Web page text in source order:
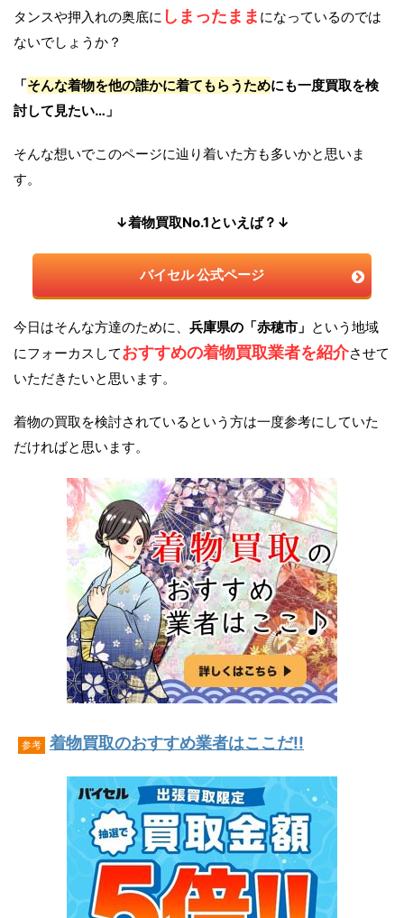
タンスや押入れの奥底に しまったまま になっているのでは
ないでしょうか？
「そんな着物を他の誰かに着てもらうためにも一度買取を検
討して見たい…」
そんな想いでこのページに辿り着いた方も多いかと思いま
す。
↓着物買取No.1といえば？↓
バイセル 公式ページ
今日はそんな方達のために、 兵庫県の「赤穂市」 という地域
にフォーカスしておすすめの着物買取業者を紹介させて
いただきたいと思います。
着物の買取を検討されているという方は一度参考にしていた
だければと思います。
参考 着物買取のおすすめ業者はここだ!!